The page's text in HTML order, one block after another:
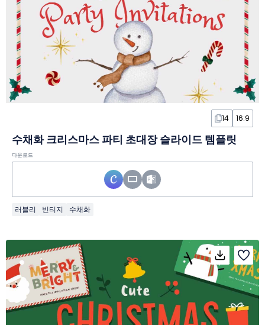
14 16:9
수채화 크리스마스 파티 초대장 슬라이드 템플릿
다운로드
러블리 빈티지 수채화